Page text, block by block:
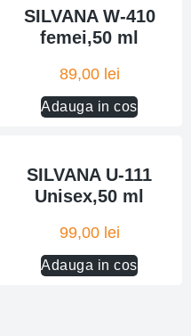
SILVANA W-410
femei,50 ml
89,00 lei
Adauga in cos
SILVANA U-111
Unisex,50 ml
99,00 lei
Adauga in cos